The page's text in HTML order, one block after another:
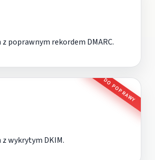
z poprawnym rekordem DMARC.
DO POPRAWY
z wykrytym DKIM.